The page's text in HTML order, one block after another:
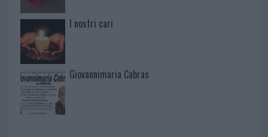
I nostri cari
Giovannimaria Cabras